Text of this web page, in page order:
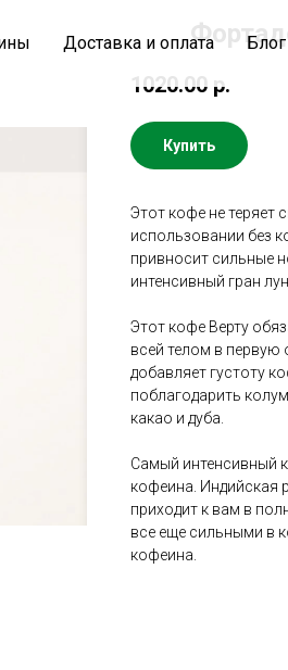
Доставка и оплата Блог
1020.00 р.
Купить
Этот кофе не теряет
использовании без
привносит сильные
интенсивный гран
Этот кофе Верту
всей телом в первую
добавляет густоту
поблагодарить
какао и дуба.
Самый интенсивный
кофеина. Индийская
приходит к вам в
все еще сильными в
кофеина.